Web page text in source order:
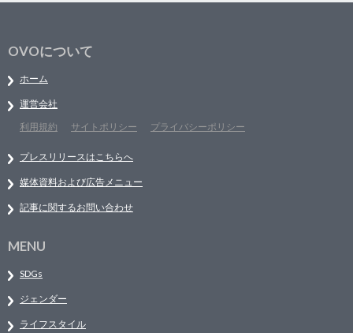
OVOについて
ホーム
運営会社
利用規約
サイトポリシー プライバシーポリシー
プレスリリースはこちらへ
媒体資料および広告メニュー
記事に関するお問い合わせ
MENU
SDGs
ジェンダー
ライフスタイル